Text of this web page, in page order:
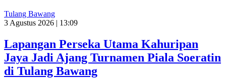
Tulang Bawang
3 Agustus 2026 | 13:09
Lapangan Perseka Utama Kahuripan
Jaya Jadi Ajang Turnamen Piala Soeratin
di Tulang Bawang